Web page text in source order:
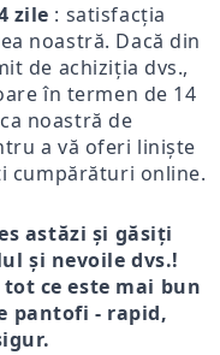
zile : satisfacția
noastră. Dacă din
de achiziția dvs.,
în termen de 14
noastră de
a vă oferi liniște
cumpărături online.
astăzi și găsiți
și nevoile dvs.!
ce este mai bun
pantofi - rapid,